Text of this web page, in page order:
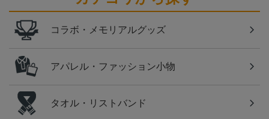
コラボ・メモリアルグッズ
アパレル・ファッション小物
タオル・リストバンド